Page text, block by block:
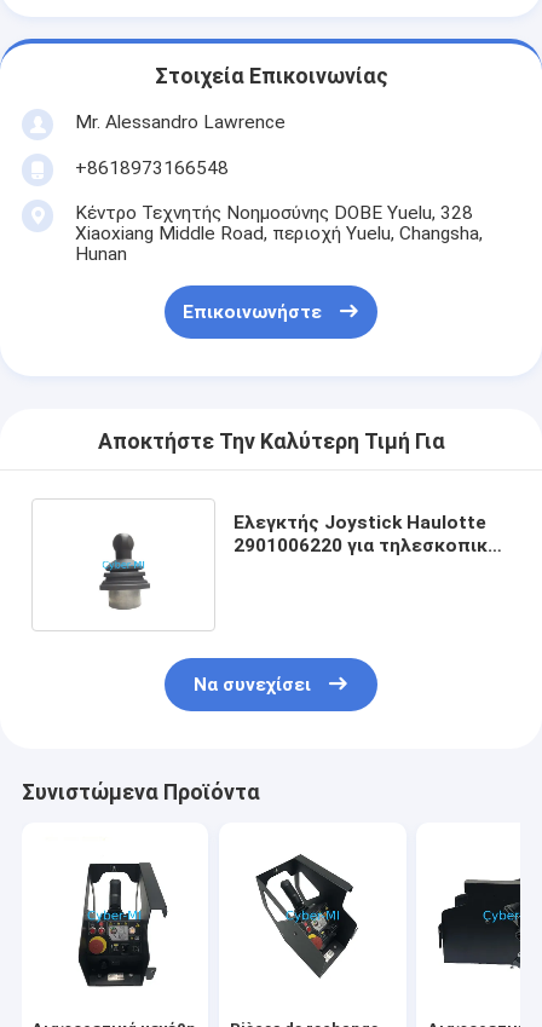
Στοιχεία Επικοινωνίας
Mr. Alessandro Lawrence
+8618973166548
Κέντρο Τεχνητής Νοημοσύνης DOBE Yuelu, 328
Xiaoxiang Middle Road, περιοχή Yuelu, Changsha,
Hunan
Επικοινωνήστε
Αποκτήστε Την Καλύτερη Τιμή Για
Ελεγκτής Joystick Haulotte
2901006220 για τηλεσκοπικές
Να συνεχίσει
Συνιστώμενα Προϊόντα